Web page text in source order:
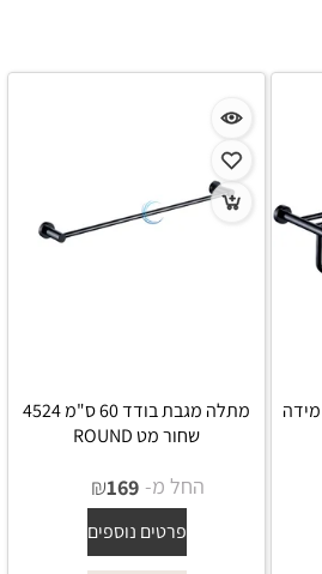
מט מידה
מתלה מגבת בודד 60 ס"מ 4524
שחור מט ROUND
החל מ- ₪169
פרטים נוספים